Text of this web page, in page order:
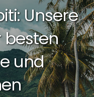
Unsere
besten
und